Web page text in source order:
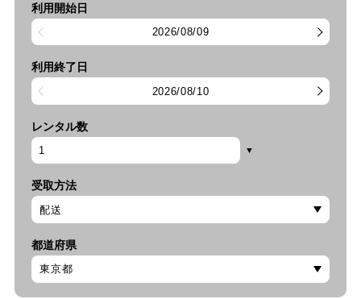
利用開始日
2026/08/09
利用終了日
2026/08/10
レンタル数
受取方法
都道府県